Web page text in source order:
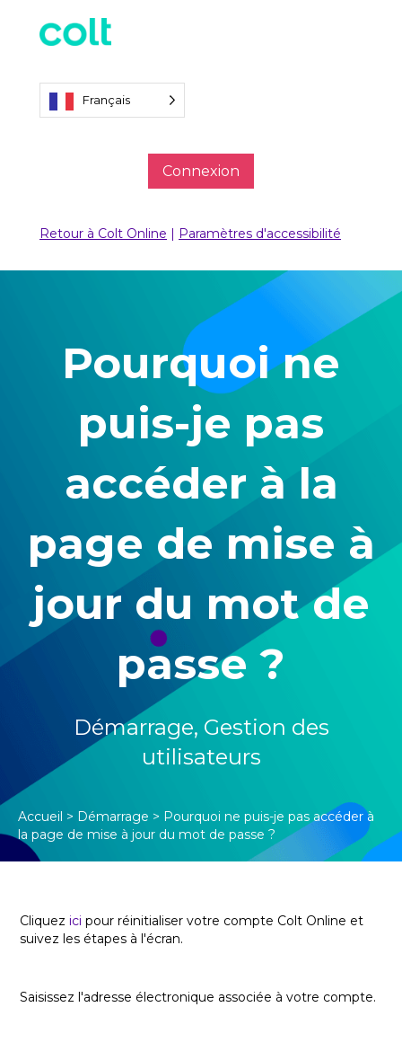
Français
Connexion
Retour à Colt Online Paramètres d'accessibilité
Pourquoi ne
puis-je pas
accéder à la
page de mise à
jour du mot de
passe ?
Démarrage, Gestion des
utilisateurs
Accueil > Démarrage > Pourquoi ne puis-je pas accéder à
la page de mise à jour du mot de passe ?
Cliquezici pour réinitialiser votre compte Colt Online et
suivez les étapes à l'écran.
Saisissez l'adresse électronique associée à votre compte.